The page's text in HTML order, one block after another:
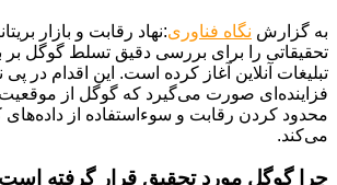
به گزارش نگاه فناوری
تحقیقاتی را برای بررسی دقیق تسلط گوگل بر
تبلیغات آنلاین آغاز کرده است. این اقدام در پی
فزاینده‌ای صورت می‌گیرد که گوگل از
محدود کردن رقابت و سوءاستفاده از داده‌های
می‌کند.
چرا گوگل مورد تحقیق قرار گرفته